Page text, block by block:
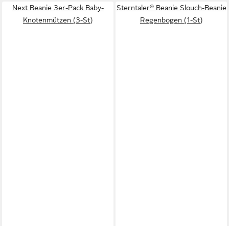
Next Beanie 3er-Pack Baby-
Knotenmützen (3-St)
Sterntaler® Beanie Slouch-Beanie
Regenbogen (1-St)